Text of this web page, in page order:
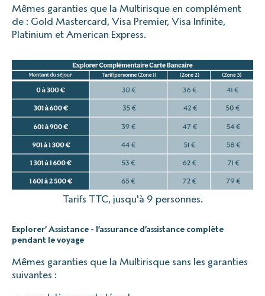
Mêmes garanties que la Multirisque en complément
de : Gold Mastercard, Visa Premier, Visa Infinite,
Platinium et American Express.
Tarifs TTC, jusqu'à 9 personnes.
Explorer’ Assistance - l’assurance d’assistance complète
pendant le voyage
Mêmes garanties que la Multirisque sans les garanties
suivantes :